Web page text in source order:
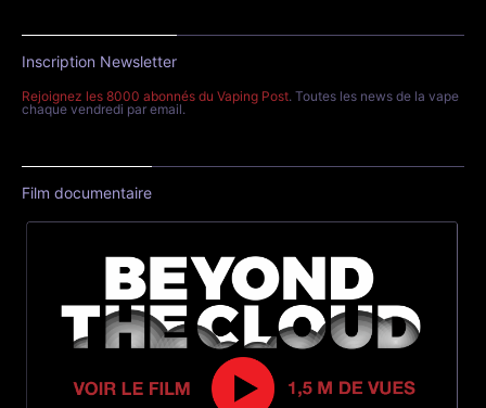
Inscription Newsletter
Rejoignez les 8000 abonnés du Vaping Post. Toutes les news de la vape
chaque vendredi par email.
Film documentaire